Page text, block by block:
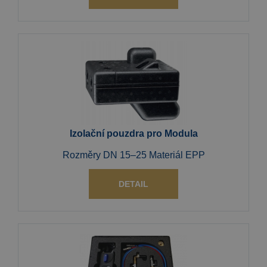
Izolační pouzdra pro Modula
Rozměry DN 15–25 Materiál EPP
DETAIL